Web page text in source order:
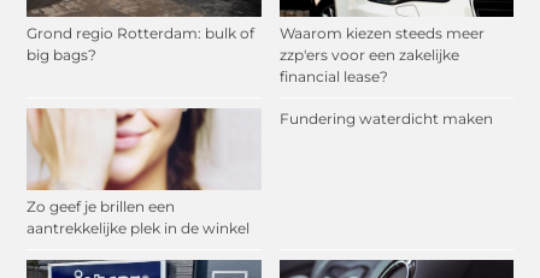
Grond regio Rotterdam: bulk of
big bags?
Waarom kiezen steeds meer
zzp'ers voor een zakelijke
financial lease?
Zo geef je brillen een
aantrekkelijke plek in de winkel
Fundering waterdicht maken